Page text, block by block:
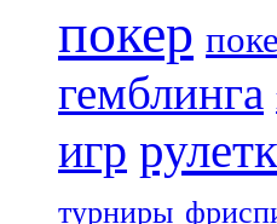
покер
гемблинга
игр
турниры